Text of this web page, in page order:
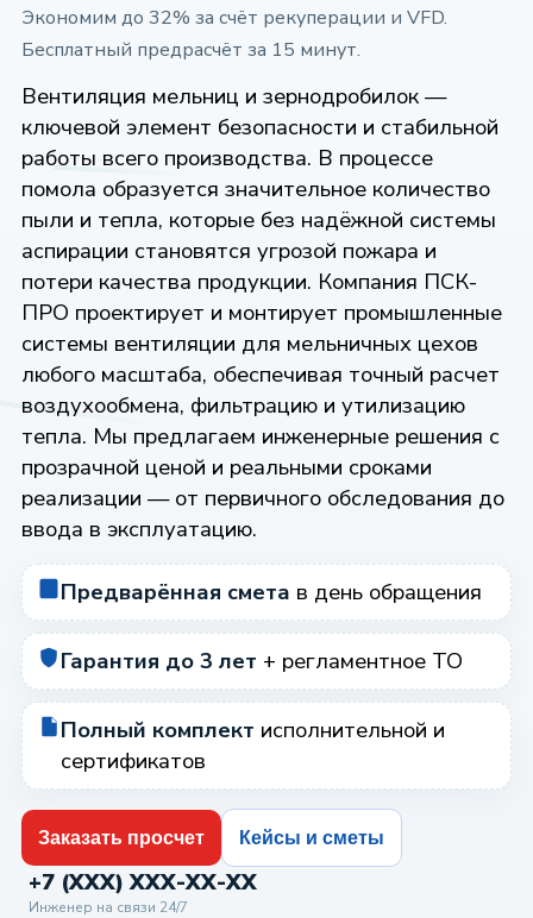
Экономим до 32% за счёт рекуперации и VFD.
Бесплатный предрасчёт за 15 минут.
Вентиляция мельниц и зернодробилок —
ключевой элемент безопасности и стабильной
работы всего производства. В процессе
помола образуется значительное количество
пыли и тепла, которые без надёжной системы
аспирации становятся угрозой пожара и
потери качества продукции. Компания ПСК-
ПРО проектирует и монтирует промышленные
системы вентиляции для мельничных цехов
любого масштаба, обеспечивая точный расчет
воздухообмена, фильтрацию и утилизацию
тепла. Мы предлагаем инженерные решения с
прозрачной ценой и реальными сроками
реализации — от первичного обследования до
ввода в эксплуатацию.
Предварённая смета в день обращения
Гарантия до 3 лет + регламентное ТО
Полный комплект исполнительной и
сертификатов
Заказать просчет Кейсы и сметы
+7 (XXX) XXX-XX-XX
Инженер на связи 24/7